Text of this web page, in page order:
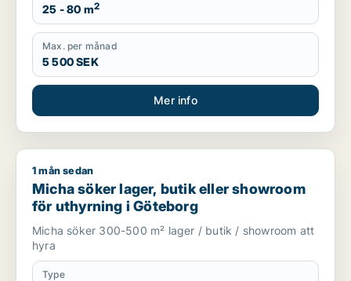
25 - 80 m2
Max. per månad
5 500 SEK
Mer info
Micha söker lager, butik eller showroom för uthyrning i
1 mån sedan
Micha söker lager, butik eller showroom
för uthyrning i Göteborg
Micha söker 300-500 m² lager / butik / showroom att
hyra
Type